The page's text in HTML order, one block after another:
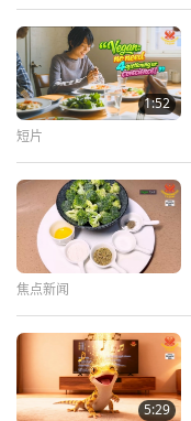
烹饪
的烹饪
烹饪
1:52
短片
焦点新闻
5:29